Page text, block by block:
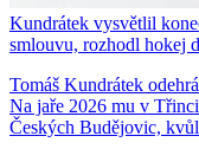
Kundrátek vysvětlil
smlouvu, rozhodl hokej
Tomáš Kundrátek
Na jaře 2026 mu v
Českých Budějovic,